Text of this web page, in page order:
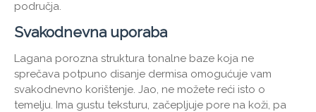
područja.
Svakodnevna uporaba
Lagana porozna struktura tonalne baze koja ne
sprečava potpuno disanje dermisa omogućuje vam
svakodnevno korištenje. Jao, ne možete reći isto o
temelju. Ima gustu teksturu, začepljuje pore na koži, pa